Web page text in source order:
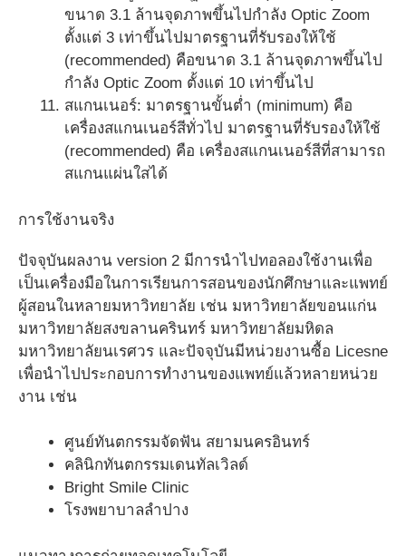
ขนาด 3.1 ล้านจุดภาพขึ้นไปกำลัง Optic Zoom
ตั้งแต่ 3 เท่าขึ้นไปมาตรฐานที่รับรองให้ใช้
(recommended) คือขนาด 3.1 ล้านจุดภาพขึ้นไป
กำลัง Optic Zoom ตั้งแต่ 10 เท่าขึ้นไป
สแกนเนอร์: มาตรฐานขั้นต่ำ (minimum) คือ
เครื่องสแกนเนอร์สีทั่วไป มาตรฐานที่รับรองให้ใช้
(recommended) คือ เครื่องสแกนเนอร์สีที่สามารถ
สแกนแผ่นใสได้
การใช้งานจริง
ปัจจุบันผลงาน version 2 มีการนำไปทอลองใช้งานเพื่อ
เป็นเครื่องมือในการเรียนการสอนของนักศึกษาและแพทย์
ผู้สอนในหลายมหาวิทยาลัย เช่น มหาวิทยาลัยขอนแก่น
มหาวิทยาลัยสงขลานครินทร์ มหาวิทยาลัยมหิดล
มหาวิทยาลัยนเรศวร และปัจจุบันมีหน่วยงานซื้อ Licesne
เพื่อนำไปประกอบการทำงานของแพทย์แล้วหลายหน่วย
งาน เช่น
ศูนย์ทันตกรรมจัดฟัน สยามนครอินทร์
คลินิกทันตกรรมเดนทัลเวิลด์
Bright Smile Clinic
โรงพยาบาลลำปาง